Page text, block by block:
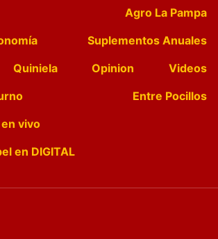
Agro La Pampa
Suplementos Anuales
Quiniela Opinion
Videos
Entre Pocillos
vivo
en DIGITAL